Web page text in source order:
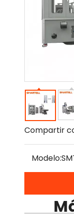
Compartir
Modelo: